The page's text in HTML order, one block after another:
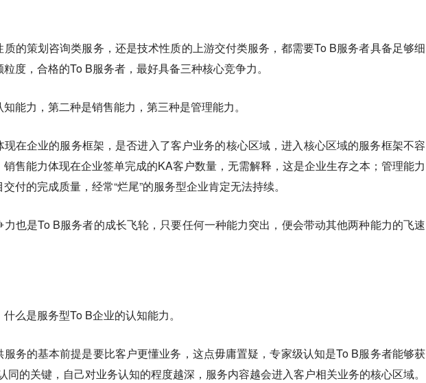
质的策划咨询类服务，还是技术性质的上游交付类服务，都需要To B服务者具备足够细
度，合格的To B服务者，最好具备三种核心竞争力。
能力，第二种是销售能力，第三种是管理能力。
现在企业的服务框架，是否进入了客户业务的核心区域，进入核心区域的服务框架不容
销售能力体现在企业签单完成的KA客户数量，无需解释，这是企业生存之本；管理能力
付的完成质量，经常“烂尾”的服务型企业肯定无法持续。
力也是To B服务者的成长飞轮，只要任何一种能力突出，便会带动其他两种能力的飞速
么是服务型To B企业的认知能力。
服务的基本前提是要比客户更懂业务，这点毋庸置疑，专家级认知是To B服务者能够获
同的关键，自己对业务认知的程度越深，服务内容越会进入客户相关业务的核心区域。